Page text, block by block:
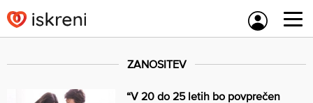
to
content
ZANOSITEV
“V 20 do 25 letih bo povprečen